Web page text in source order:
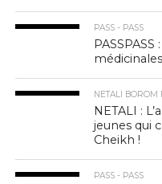
PASS - PASS
NETALI BOROM
NETALI :
jeunes qui
Cheikh !
PASS - PASS